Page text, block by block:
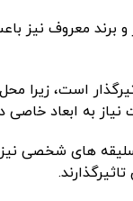
برند معروف نیز
است، زیرا
به ابعاد خاصی
سلیقه های شخصی